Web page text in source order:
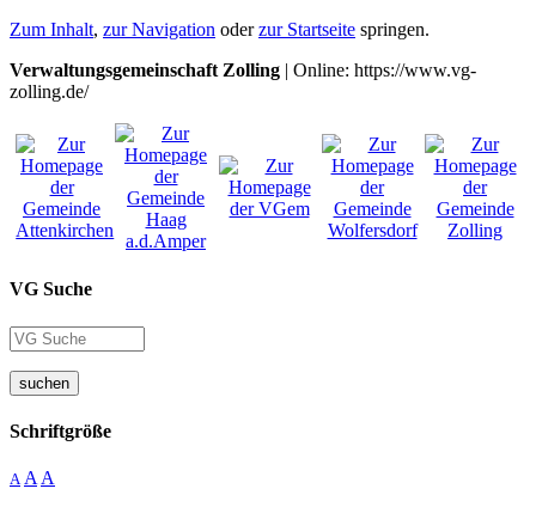
Zum Inhalt, zur Navigation oderzur Startseite springen.
Verwaltungsgemeinschaft Zolling | Online: https://www.vg-
zolling.de/
VG Suche
suchen
Schriftgröße
A A A